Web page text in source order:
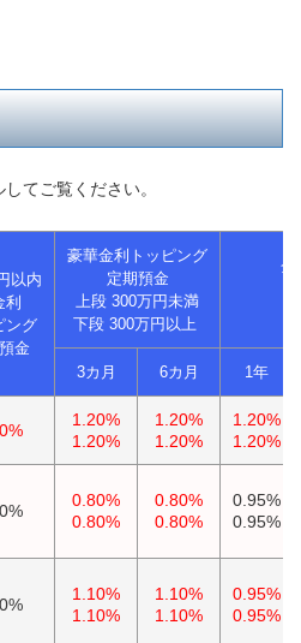
てご覧ください。
以内
利
ング
金
豪華金利トッピング
定期預金
上段 300万円未満
下段 300万円以上
金
3カ月 6カ月 1年
1.20%
1.20%
1.20%
1.20%
1.20%
1.20%
0.80%
0.80%
0.80%
0.80%
0.95%
0.95%
1.10%
1.10%
1.10%
1.10%
0.95%
0.95%